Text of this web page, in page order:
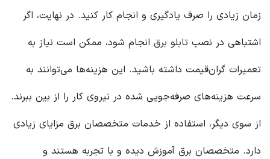
زمان زیادی را صرف یادگیری و انجام کار کنید. در نهایت، اگر
اشتباهی در نصب تابلو برق انجام شود، ممکن است نیاز به
تعمیرات گران‌قیمت داشته باشید. این هزینه‌ها می‌توانند به
سرعت هزینه‌های صرفه‌جویی شده در نیروی کار را از بین ببرند.
از سوی دیگر، استفاده از خدمات متخصصان برق مزایای زیادی
دارد. متخصصان برق آموزش دیده و با تجربه هستند و